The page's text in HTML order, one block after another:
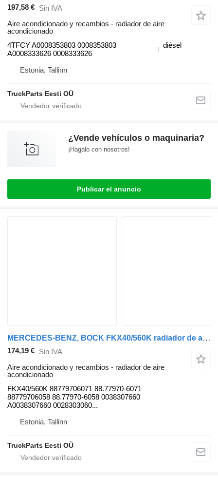
197,58 € Sin IVA
Aire acondicionado y recambios - radiador de aire
acondicionado
4TFCY A0008353803 0008353803
A0008333626 0008333626
diésel
Estonia, Tallinn
TruckParts Eesti OÜ
¿Vende vehículos o maquinaria?
¡Hagalo con nosotros!
Publicar el anuncio
MERCEDES-BENZ, BOCK FKX40/560K radiador de aire acondicionado para Mercedes-Benz CITARO (01.98-) autobús
174,19 € Sin IVA
Aire acondicionado y recambios - radiador de aire
acondicionado
FKX40/560K 88779706071 88.77970-6071
88779706058 88.77970-6058 0038307660
A0038307660 0028303060...
Estonia, Tallinn
TruckParts Eesti OÜ